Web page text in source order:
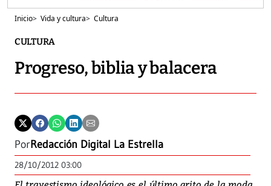
Inicio> Vida y cultura> Cultura
CULTURA
Progreso, biblia y balacera
PorRedacción Digital La Estrella
28/10/2012 03:00